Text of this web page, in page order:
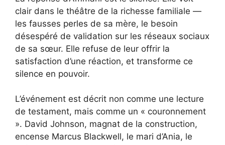
clair dans le théâtre de la richesse familiale —
les fausses perles de sa mère, le besoin
désespéré de validation sur les réseaux sociaux
de sa sœur. Elle refuse de leur offrir la
satisfaction d’une réaction, et transforme ce
silence en pouvoir.
L’événement est décrit non comme une lecture
de testament, mais comme un « couronnement
». David Johnson, magnat de la construction,
encense Marcus Blackwell, le mari d’Ania, le